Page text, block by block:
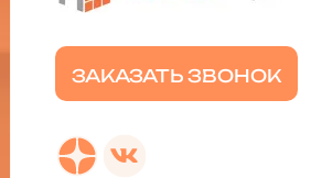
ЗАКАЗАТЬ ЗВОНОК